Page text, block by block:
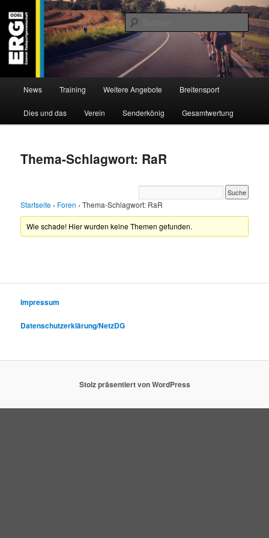
Inhalt
wechseln
sekundären
Inhalt
wechselnERG 1900 e.V
Willkommen bei der Essener Radsportgemeinschaft
News Training Weitere Angebote Breitensport
Dies und das Verein Senderkönig Gesamtwertung
Thema-Schlagwort: RaR
Startseite › Foren › Thema-Schlagwort: RaR
Wie schade! Hier wurden keine Themen gefunden.
Impressum
Datenschutzerklärung/NetzDG
Stolz präsentiert von WordPress